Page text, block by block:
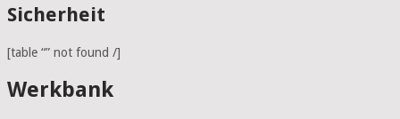
Sicherheit
[table “” not found /]
Werkbank